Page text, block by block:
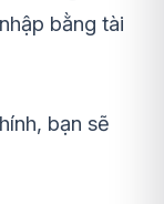
bằng tài
bạn sẽ